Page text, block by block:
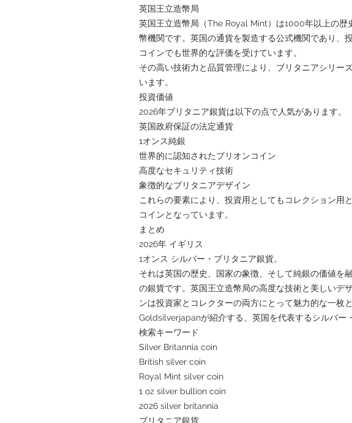
英国王立造幣局
英国王立造幣局（The Royal Mint）は1000年以上の歴
幣機関です。英国の通貨を製造する公式機関であり、
コインでも世界的な評価を受けています。
その高い技術力と品質管理により、ブリタニアシリー
います。
投資価値
2026年ブリタニア銀貨は以下の点で人気があります。
英国政府保証の法定通貨
1オンス純銀
世界的に認知されたブリオンコイン
高度なセキュリティ技術
象徴的なブリタニアデザイン
これらの要素により、投資用としてもコレクション用
コインとなっています。
まとめ
2026年 イギリス
1オンス シルバー・ブリタニア銀貨。
それは英国の歴史、国家の象徴、そして純銀の価値を
の銀貨です。英国王立造幣局の高度な技術と美しいデ
ンは投資家とコレクターの両方にとって魅力的な一枚
Goldsilverjapanが紹介する、英国を代表するシルバー
検索キーワード
Silver Britannia coin
British silver coin
Royal Mint silver coin
1 oz silver bullion coin
2026 silver britannia
ブリタニア銀貨